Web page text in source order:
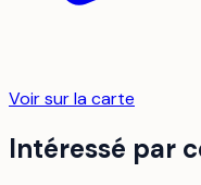
Voir sur la carte
Intéressé par